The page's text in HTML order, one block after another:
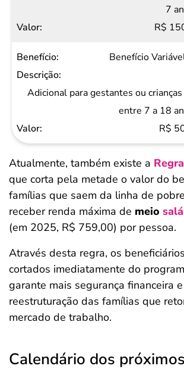
7
R$
Benefício
Adicional para gestantes ou
entre 7 a 18
R$
Atualmente, também existe a
que corta pela metade o valor do
famílias que saem da linha de
receber renda máxima de meio
(em 2025, R$ 759,00) por pessoa.
Através desta regra, os
cortados imediatamente do
garante mais segurança financeira
reestruturação das famílias que
mercado de trabalho.
Calendário dos próximos